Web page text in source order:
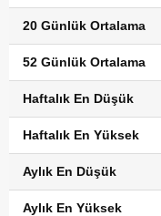
20 Günlük Ortalama
52 Günlük Ortalama
Haftalık En Düşük
Haftalık En Yüksek
Aylık En Düşük
Aylık En Yüksek